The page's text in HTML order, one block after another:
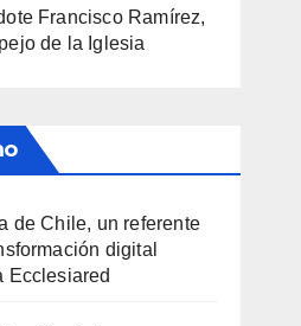
Francisco Ramírez,
de la Iglesia
de Chile, un referente
digital
Ecclesiared